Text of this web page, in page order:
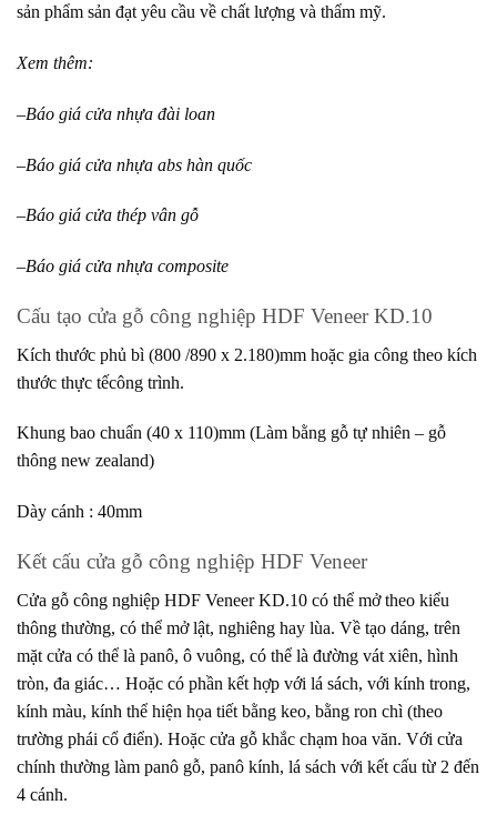
sản phẩm sản đạt yêu cầu về chất lượng và thẩm mỹ.
Xem thêm:
–Báo giá cửa nhựa đài loan
–Báo giá cửa nhựa abs hàn quốc
–Báo giá cửa thép vân gỗ
–Báo giá cửa nhựa composite
Cấu tạo cửa gỗ công nghiệp HDF Veneer KD.10
Kích thước phủ bì (800 /890 x 2.180)mm hoặc gia công theo kích
thước thực tếcông trình.
Khung bao chuẩn (40 x 110)mm (Làm bằng gỗ tự nhiên – gỗ
thông new zealand)
Dày cánh : 40mm
Kết cấu cửa gỗ công nghiệp HDF Veneer
Cửa gỗ công nghiệp HDF Veneer KD.10 có thể mở theo kiểu
thông thường, có thể mở lật, nghiêng hay lùa. Về tạo dáng, trên
mặt cửa có thể là panô, ô vuông, có thể là đường vát xiên, hình
tròn, đa giác… Hoặc có phần kết hợp với lá sách, với kính trong,
kính màu, kính thể hiện họa tiết bằng keo, bằng ron chì (theo
trường phái cổ điển). Hoặc cửa gỗ khắc chạm hoa văn. Với cửa
chính thường làm panô gỗ, panô kính, lá sách với kết cấu từ 2 đến
4 cánh.